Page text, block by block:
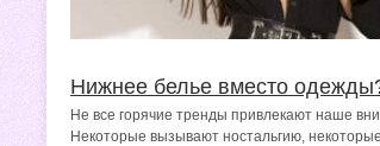
Нижнее белье вместо
Не все горячие тренды привлекают наше
Некоторые вызывают ностальгию, некоторые